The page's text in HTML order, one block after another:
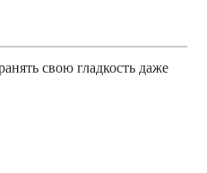
свою гладкость даже